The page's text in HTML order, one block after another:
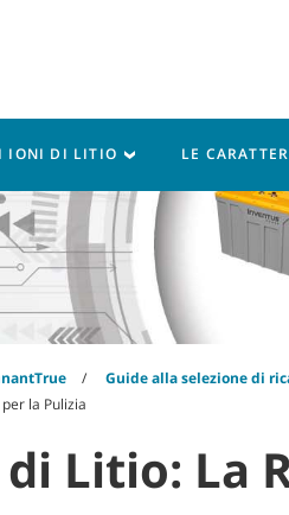
Guide alla selezione di
la Pulizia
Litio: La
IONI DI LITIO LE